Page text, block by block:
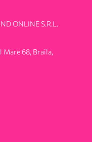
ONLINE S.R.L.
Mare 68, Braila,